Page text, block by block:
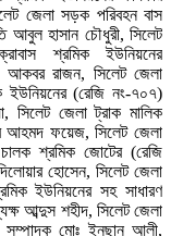
জেলা সড়ক পরিবহন বাস
আবুল হাসান চৌধুরী, সিলেট
শ্রমিক ইউনিয়নের
আকবর রাজন, সিলেট জেলা
ইউনিয়নের (রেজি নং-৭০৭)
সিলেট জেলা ট্রাক মালিক
আহমদ ফয়েজ, সিলেট জেলা
শ্রমিক জোটের (রেজি
হোসেন, সিলেট জেলা
ইউনিয়নের সহ সাধারণ
আব্দুস শহীদ, সিলেট জেলা
সম্পাদক মোঃ ইনছান আলী,